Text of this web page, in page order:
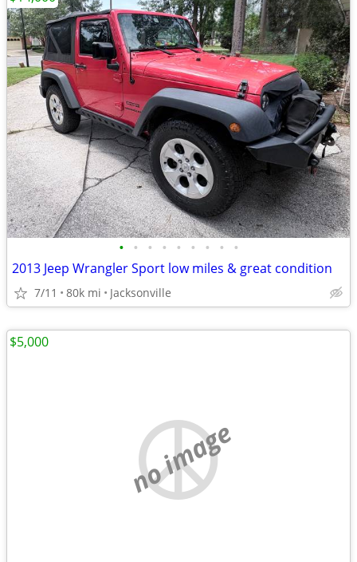
• • • • • • • • •
2013 Jeep Wrangler Sport low miles & great condition
7/11 80k mi Jacksonville
no image
$5,000